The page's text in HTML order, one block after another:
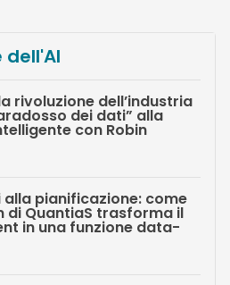
rivoluzione dell’industria
dei dati” alla
con Robin
alla pianificazione: come
di QuantiaS trasforma il
in una funzione data-